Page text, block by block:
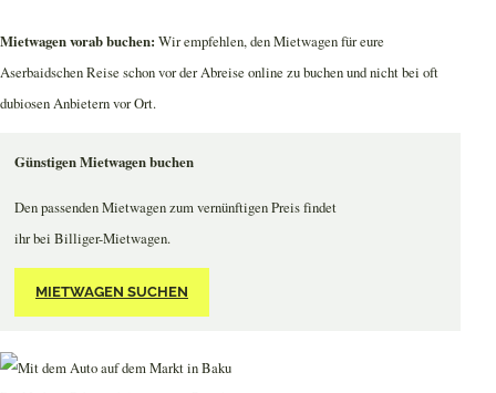
Mietwagen vorab buchen: Wir empfehlen, den Mietwagen für eure
Aserbaidschen Reise schon vor der Abreise online zu buchen und nicht bei oft
dubiosen Anbietern vor Ort.
Günstigen Mietwagen buchen
Den passenden Mietwagen zum vernünftigen Preis findet
ihr bei Billiger-Mietwagen.
MIETWAGEN SUCHEN